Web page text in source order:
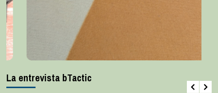
La entrevista bTactic